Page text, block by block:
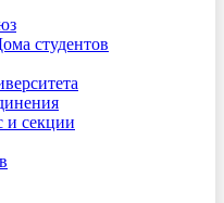
студентов
и секции